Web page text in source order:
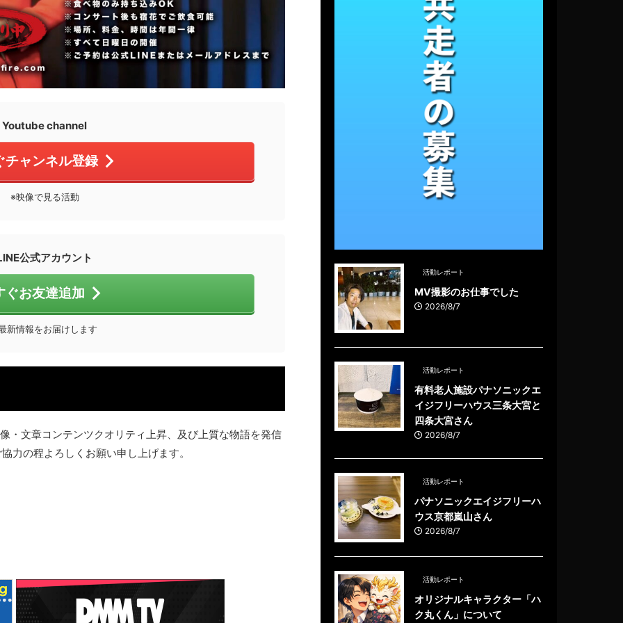
Youtube channel
チャンネル登録
※映像で見る活動
公式アカウント
ぐお友達追加
新情報をお届けします
・文章コンテンツクオリティ上昇、及び上質な物語を発信
力の程よろしくお願い申し上げます。
活動レポート
MV撮影のお仕事でした
2026/8/7
活動レポート
有料老人施設パナソニックエ
イジフリーハウス三条大宮と
四条大宮さん
2026/8/7
活動レポート
パナソニックエイジフリーハ
ウス京都嵐山さん
2026/8/7
活動レポート
オリジナルキャラクター「ハ
ク丸くん」について